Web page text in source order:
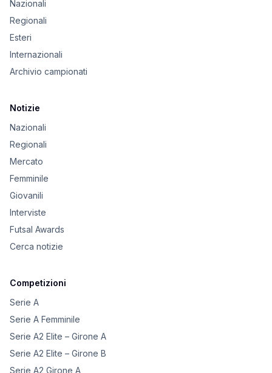
Nazionali
Regionali
Esteri
Internazionali
Archivio campionati
Notizie
Nazionali
Regionali
Mercato
Femminile
Giovanili
Interviste
Futsal Awards
Cerca notizie
Competizioni
Serie A
Serie A Femminile
Serie A2 Elite – Girone A
Serie A2 Elite – Girone B
Serie A2 Girone A